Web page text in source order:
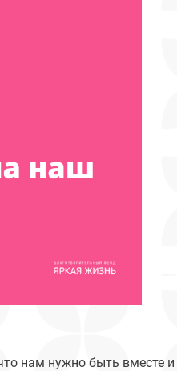
нам нужно быть вместе и